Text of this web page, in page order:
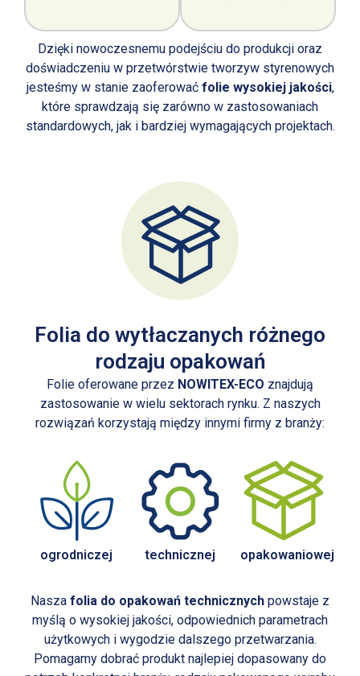
Dzięki nowoczesnemu podejściu do produkcji oraz
doświadczeniu w przetwórstwie tworzyw styrenowych
jesteśmy w stanie zaoferować folie wysokiej jakości,
które sprawdzają się zarówno w zastosowaniach
standardowych, jak i bardziej wymagających projektach.
Folia do wytłaczanych różnego
rodzaju opakowań
Folie oferowane przez NOWITEX-ECO znajdują
zastosowanie w wielu sektorach rynku. Z naszych
rozwiązań korzystają między innymi firmy z branży:
ogrodniczej technicznej opakowaniowej
Nasza folia do opakowań technicznych powstaje z
myślą o wysokiej jakości, odpowiednich parametrach
użytkowych i wygodzie dalszego przetwarzania.
Pomagamy dobrać produkt najlepiej dopasowany do